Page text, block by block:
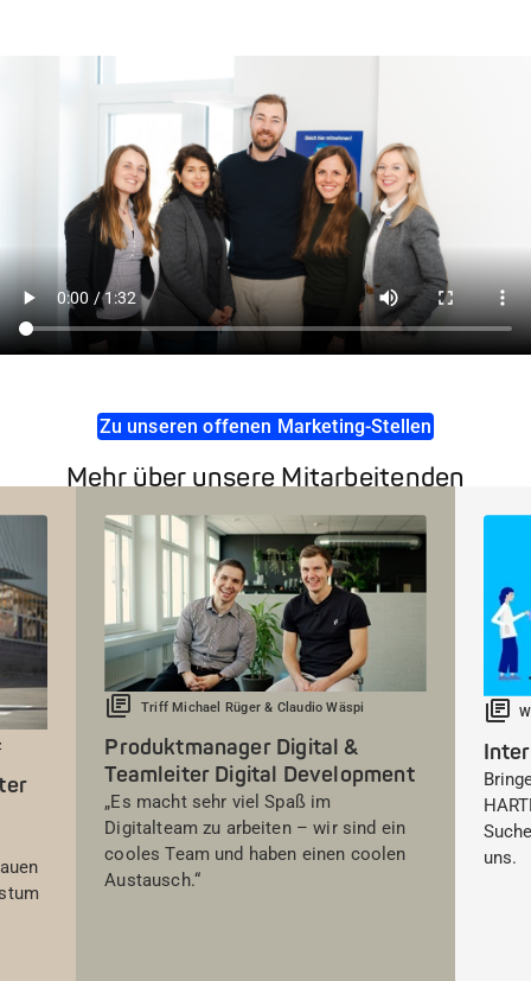
Zu unseren offenen Marketing-Stellen
Mehr über unsere Mitarbeitenden
Triff Michael Rüger & Claudio Wäspi
Produktmanager Digital &
Teamleiter Digital Development
„Es macht sehr viel Spaß im
Digitalteam zu arbeiten – wir sind ein
cooles Team und haben einen coolen
Austausch.“
uns.